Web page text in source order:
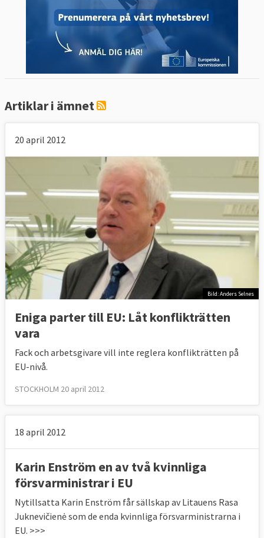
Artiklar i ämnet
20 april 2012
Bild: Anders Selnes
Eniga parter till EU: Låt konflikträtten
vara
Fack och arbetsgivare vill inte reglera konflikträtten på
EU-nivå.
STOCKHOLM 20 april 2012
18 april 2012
Karin Enström en av två kvinnliga
försvarministrar i EU
Nytillsatta Karin Enström får sällskap av Litauens Rasa
Juknevičienė som de enda kvinnliga försvarministrarna i
EU. >>>